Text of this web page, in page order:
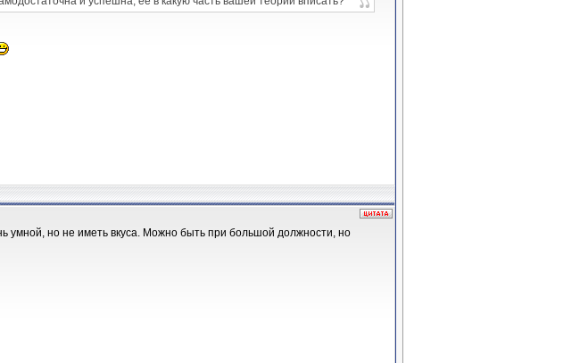
умной, но не иметь вкуса. Можно быть при большой должности, но